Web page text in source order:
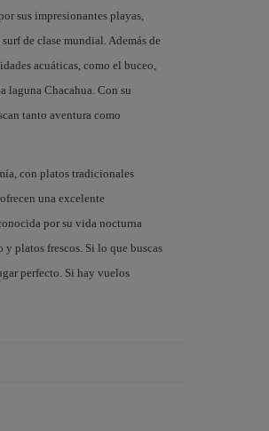
sus impresionantes playas,
de clase mundial. Además de
acuáticas, como el buceo,
laguna Chacahua. Con su
tanto aventura como
con platos tradicionales
una excelente
por su vida nocturna
y platos frescos. Si lo que buscas
perfecto. Si hay vuelos